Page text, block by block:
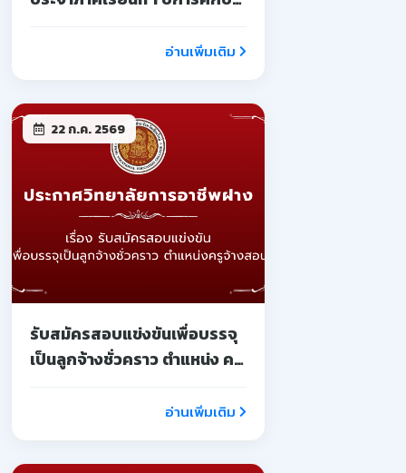
อ่านเพิ่มเติม
22 ก.ค. 2569
รับสมัครสอบแข่งขันเพื่อบรรจุ
เป็นลูกจ้างชั่วคราว ตำแหน่ง ครู
อ่านเพิ่มเติม